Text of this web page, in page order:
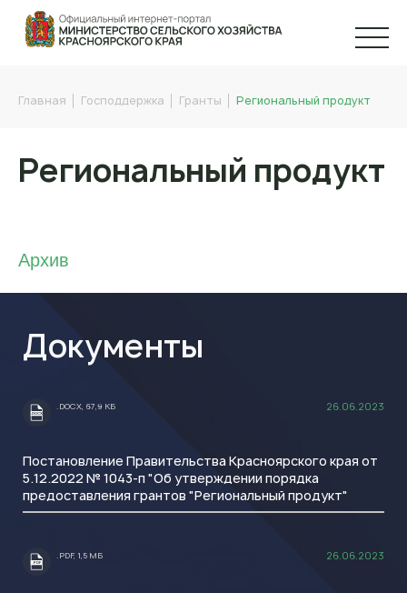
Главная Господдержка Гранты Региональный продукт
Региональный продукт
Архив
Документы
.DOCX
.DOCX, 67,9 КБ 26.06.2023
Постановление Правительства Красноярского края от
5.12.2022 № 1043-п "Об утверждении порядка
предоставления грантов "Региональный продукт"
.PDF
.PDF, 1,5 МБ 26.06.2023